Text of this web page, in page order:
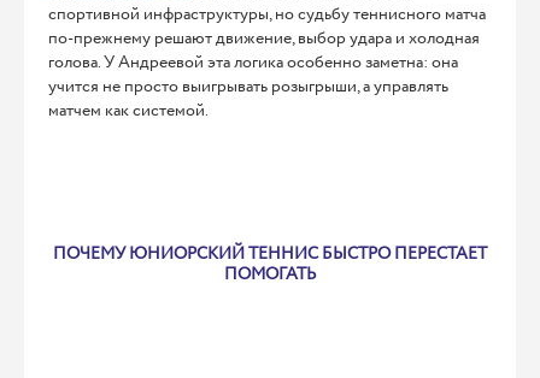
спортивной инфраструктуры, но судьбу теннисного матча
по-прежнему решают движение, выбор удара и холодная
голова. У Андреевой эта логика особенно заметна: она
учится не просто выигрывать розыгрыши, а управлять
матчем как системой.
ПОЧЕМУ ЮНИОРСКИЙ ТЕННИС БЫСТРО ПЕРЕСТАЕТ
ПОМОГАТЬ